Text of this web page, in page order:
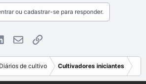
ou cadastrar-se para responder.
LinkedInE-mailLink
Diários de cultivo Cultivadores iniciantes